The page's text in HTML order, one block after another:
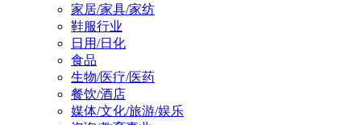
家居/家具/家纺
鞋服行业
日用/日化
食品
生物/医疗/医药
餐饮/酒店
媒体/文化/旅游/娱乐